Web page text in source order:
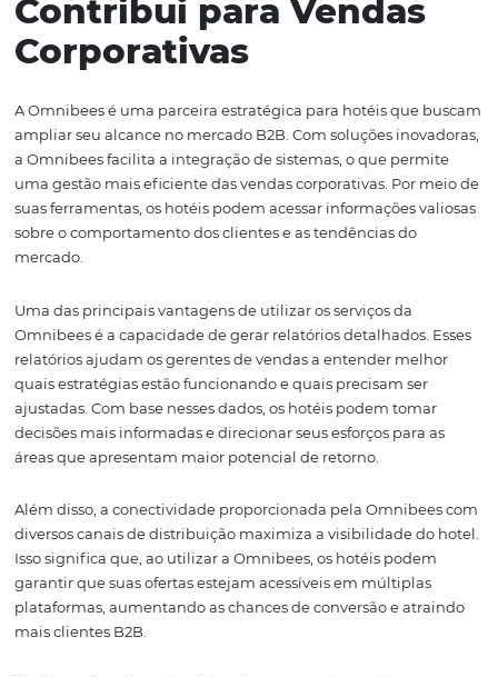
Um dos primeiros passos para construir uma presença
eficaz é otimizar seu site. Isso inclui garantir que ele seja
deve ser otimizado para SEO, utilizando palavras-chave
relevantes, como "vendas corporativas" e "B2B", para
hotel apareça nas pesquisas relacionadas.
Além do site, o uso de mídias sociais não deve ser
Plataformas como Instagram, Facebook e LinkedIn são
conteúdos relevantes, como eventos realizados,
clientes e dicas de viagem, para engajar seu público e
a visibilidade da sua marca.
Por fim, considere investir em anúncios pagos e
marketing digital. Isso pode ajudar a direcionar tráfego
A Omnibees oferece soluções que permitem aos hotéis
monitorar e analisar o desempenho de suas
ajudando a ajustar estratégias conforme necessário.